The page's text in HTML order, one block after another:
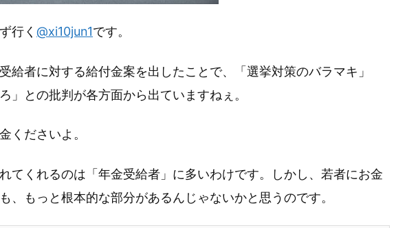
行く @xi10jun1です。
給者に対する給付金案を出したことで、「選挙対策のバラマキ」
」との批判が各方面から出ていますねぇ。
くださいよ。
てくれるのは「年金受給者」に多いわけです。しかし、若者にお金
、もっと根本的な部分があるんじゃないかと思うのです。